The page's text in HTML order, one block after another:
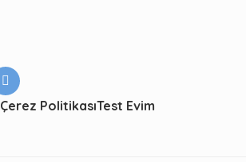
Çerez PolitikasıTest Evim